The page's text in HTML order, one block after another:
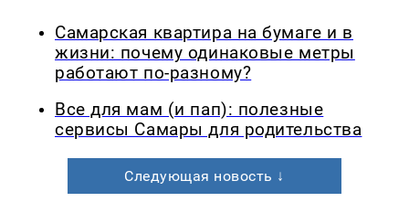
Самарская квартира на бумаге и в
жизни: почему одинаковые метры
работают по-разному?
Все для мам (и пап): полезные
сервисы Самары для родительства
Следующая новость ↓